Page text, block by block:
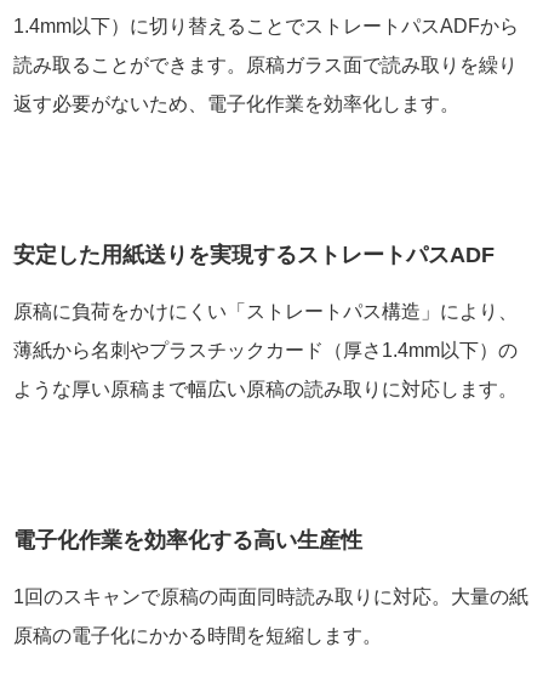
1.4mm以下）に切り替えることでストレートパスADFから
読み取ることができます。原稿ガラス面で読み取りを繰り
返す必要がないため、電子化作業を効率化します。
安定した用紙送りを実現するストレートパスADF
原稿に負荷をかけにくい「ストレートパス構造」により、
薄紙から名刺やプラスチックカード（厚さ1.4mm以下）の
ような厚い原稿まで幅広い原稿の読み取りに対応します。
電子化作業を効率化する高い生産性
1回のスキャンで原稿の両面同時読み取りに対応。大量の紙
原稿の電子化にかかる時間を短縮します。